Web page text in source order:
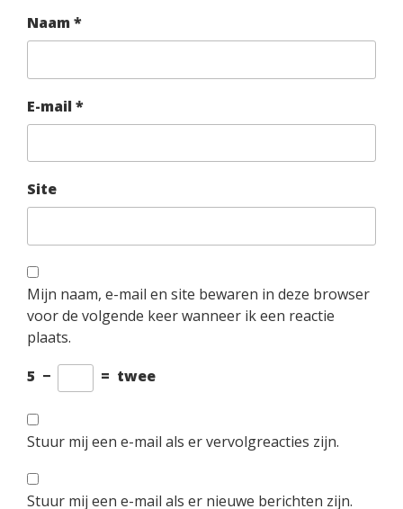
Naam *
E-mail *
Site
Mijn naam, e-mail en site bewaren in deze browser
voor de volgende keer wanneer ik een reactie
plaats.
5 − = twee
Stuur mij een e-mail als er vervolgreacties zijn.
Stuur mij een e-mail als er nieuwe berichten zijn.